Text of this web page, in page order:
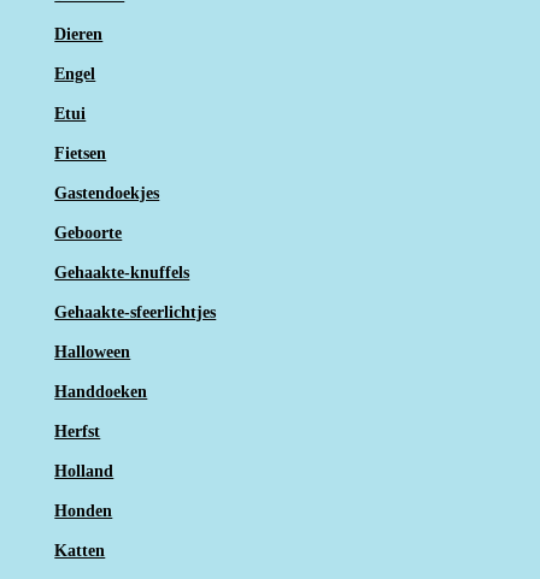
Dieren
Engel
Etui
Fietsen
Gastendoekjes
Geboorte
Gehaakte-knuffels
Gehaakte-sfeerlichtjes
Halloween
Handdoeken
Herfst
Holland
Honden
Katten